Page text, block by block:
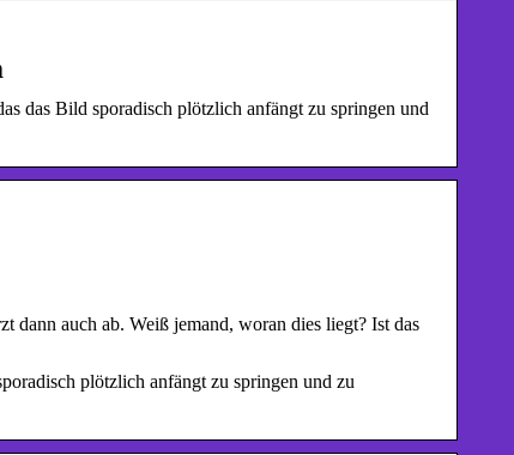
Bild sporadisch plötzlich anfängt zu springen und
auch ab. Weiß jemand, woran dies liegt? Ist das
plötzlich anfängt zu springen und zu